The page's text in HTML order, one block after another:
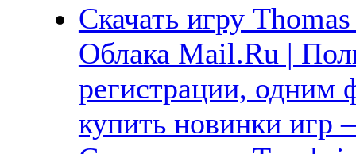
Скачать игру
Облака Mail.Ru |
регистрации, одним
купить новинки